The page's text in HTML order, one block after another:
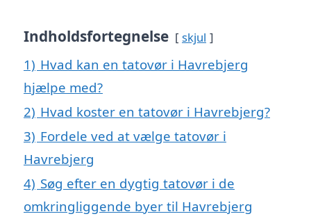
Indholdsfortegnelse skjul
1) Hvad kan en tatovør i Havrebjerg
hjælpe med?
2) Hvad koster en tatovør i Havrebjerg?
3) Fordele ved at vælge tatovør i
Havrebjerg
4) Søg efter en dygtig tatovør i de
omkringliggende byer til Havrebjerg